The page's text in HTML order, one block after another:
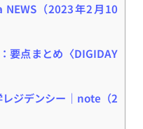
（2023年2月10
要点まとめ〈DIGIDAY
レジデンシー｜note（2